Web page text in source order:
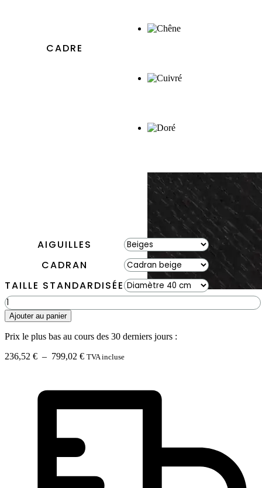
CADRE
AIGUILLES
CADRAN
TAILLE STANDARDISÉE
quantité
de
Horloge
en
mousse
BEMOSS®
ORTHO
Ajouter au panier
Prix le plus bas au cours des 30 derniers jours :
236,52 € – 799,02 €Plage
799,02 €
TVA incluse